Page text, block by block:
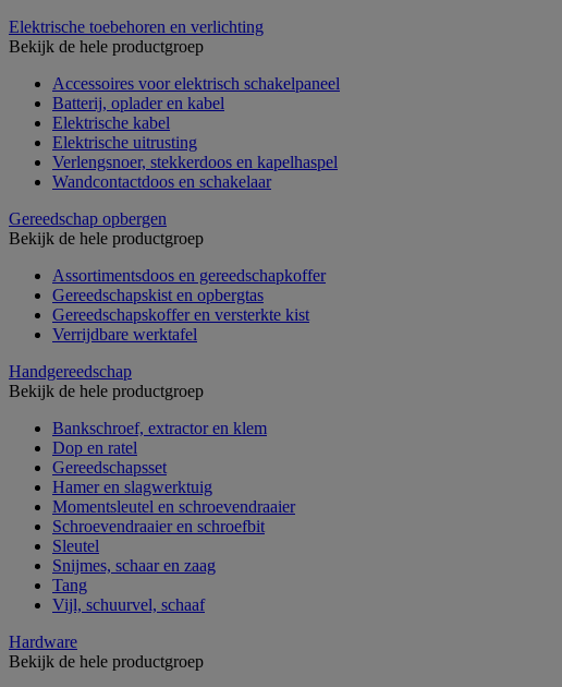
Elektrische toebehoren en verlichting
Bekijk de hele productgroep
Accessoires voor elektrisch schakelpaneel
Batterij, oplader en kabel
Elektrische kabel
Elektrische uitrusting
Verlengsnoer, stekkerdoos en kapelhaspel
Wandcontactdoos en schakelaar
Gereedschap opbergen
Bekijk de hele productgroep
Assortimentsdoos en gereedschapkoffer
Gereedschapskist en opbergtas
Gereedschapskoffer en versterkte kist
Verrijdbare werktafel
Handgereedschap
Bekijk de hele productgroep
Bankschroef, extractor en klem
Dop en ratel
Gereedschapsset
Hamer en slagwerktuig
Momentsleutel en schroevendraaier
Schroevendraaier en schroefbit
Sleutel
Snijmes, schaar en zaag
Tang
Vijl, schuurvel, schaaf
Hardware
Bekijk de hele productgroep